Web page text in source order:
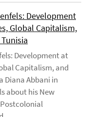
Development
Global Capitalism,
Development at
Capitalism, and
Diana Abbani in
about his New